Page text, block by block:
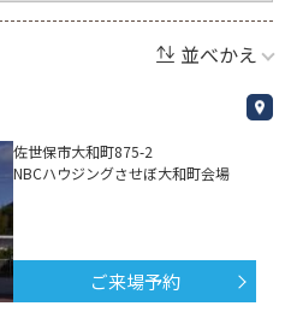
並べかえ
佐世保市大和町875-2
NBCハウジングさせぼ大和町会場
ご来場予約